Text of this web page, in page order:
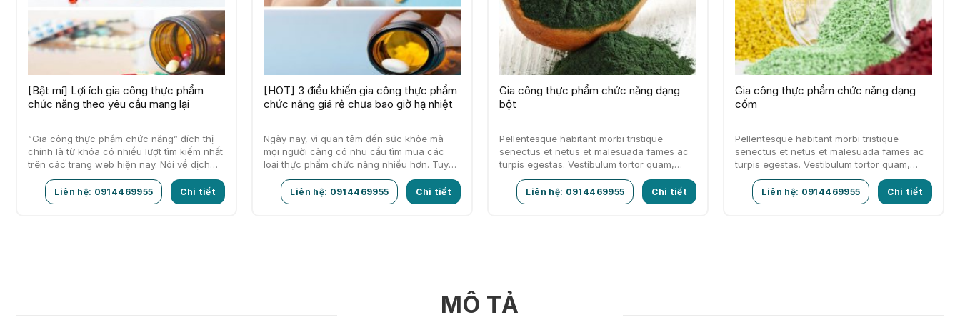
MÔ TẢ
[Bật mí] Lợi ích gia công thực phẩm
chức năng theo yêu cầu mang lại
“Gia công thực phẩm chức năng” đích thị
chính là từ khóa có nhiều lượt tìm kiếm nhất
trên các trang web hiện nay. Nói về dịch
Liên hệ: 0914469955 Chi tiết
[HOT] 3 điều khiến gia công thực phẩm
chức năng giá rẻ chưa bao giờ hạ nhiệt
Ngày nay, vì quan tâm đến sức khỏe mà
mọi người càng có nhu cầu tìm mua các
loại thực phẩm chức năng nhiều hơn. Tuy
nhiên, đó…
Liên hệ: 0914469955 Chi tiết
Gia công thực phẩm chức năng dạng
bột
Pellentesque habitant morbi tristique
senectus et netus et malesuada fames ac
turpis egestas. Vestibulum tortor quam,
feugiat vitae, ultricies eget, tempor sit amet,
ante.
Liên hệ: 0914469955 Chi tiết
Gia công thực phẩm chức năng dạng
cốm
Pellentesque habitant morbi tristique
senectus et netus et malesuada fames ac
turpis egestas. Vestibulum tortor quam,
feugiat vitae, ultricies eget, tempor sit amet,
ante.
Liên hệ: 0914469955 Chi tiết